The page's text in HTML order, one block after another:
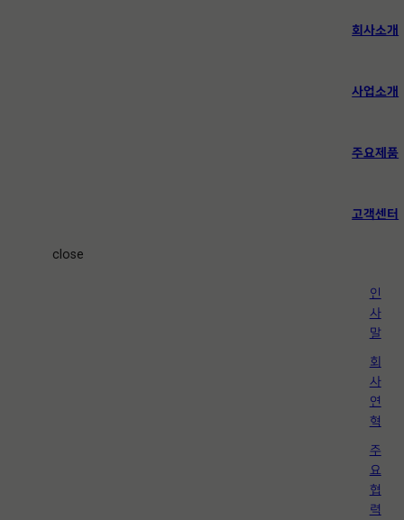
회사소개
사업소개
주요제품
고객센터
close
인
사
말
회
사
연
혁
주
요
협
력